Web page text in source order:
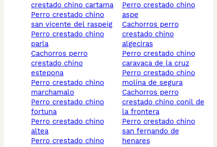
crestado chino cartama
perro crestado chino
san vicente del raspeig
perro crestado chino
parla
cachorros perro
crestado chino
estepona
perro crestado chino
marchamalo
perro crestado chino
fortuna
perro crestado chino
altea
perro crestado chino
perro crestado chino
aspe
cachorros perro
crestado chino
algeciras
perro crestado chino
caravaca de la cruz
perro crestado chino
molina de segura
cachorros perro
crestado chino conil de
la frontera
perro crestado chino
san fernando de
henares